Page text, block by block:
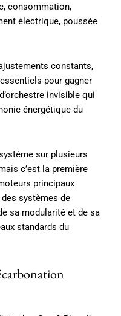
consommation,
électrique, poussée
constants,
pour gagner
invisible qui
énergétique du
sur plusieurs
c’est la première
principaux
systèmes de
sa modularité et de sa
standards du